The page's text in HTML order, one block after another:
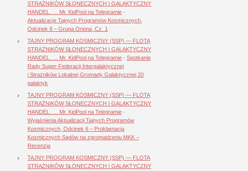
STRAŻNIKÓW SŁONECZNYCH I GALAKTYCZNY
HANDEL. … Mr. KidPool na Telegramie -
Aktualizacje Tajnych Programów Kosmicznych,
Odcinek 8 – Grupa Oriona, Cz. 1
TAJNY PROGRAM KOSMICZNY (SSP) — FLOTA
STRAŻNIKÓW SŁONECZNYCH I GALAKTYCZNY
HANDEL. … Mr. KidPool na Telegramie - Spotkanie
Rady Super-Federacji Intergalaktycznej
i Strażników Lokalnej Gromady Galaktycznej 20
galaktyk
TAJNY PROGRAM KOSMICZNY (SSP) — FLOTA
STRAŻNIKÓW SŁONECZNYCH I GALAKTYCZNY
HANDEL. … Mr. KidPool na Telegramie -
Wyjaśnienia Aktualizacji Tajnych Programów
Kosmicznych, Odcinek 6 – Proklamacja
Kosmicznych Sądów na zgromadzeniu MKK –
Recenzja
TAJNY PROGRAM KOSMICZNY (SSP) — FLOTA
STRAŻNIKÓW SŁONECZNYCH I GALAKTYCZNY